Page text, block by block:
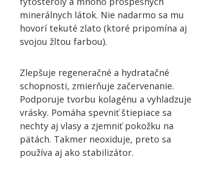
minerálnych látok. Nie nadarmo sa mu
hovorí tekuté zlato (ktoré pripomína aj
svojou žltou farbou).
Zlepšuje regeneračné a hydratačné
schopnosti, zmierňuje začervenanie.
Podporuje tvorbu kolagénu a vyhladzuje
vrásky. Pomáha spevniť štiepiace sa
nechty aj vlasy a zjemniť pokožku na
pätách. Takmer neoxiduje, preto sa
používa aj ako stabilizátor.